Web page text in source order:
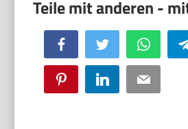
Facebook Twitter WhatsApp
Pinterest LinkedIn Email